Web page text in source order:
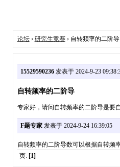
论坛› 研究生竞赛› 自转频率的二阶导
15529590236发表于 2024-9-23
自转频率的二阶导
专家好，请问自转频率的二阶导是要
F题专家发表于 2024-9-24 16:39:05
自转频率的二阶导数可以根据自转频
页: [1]